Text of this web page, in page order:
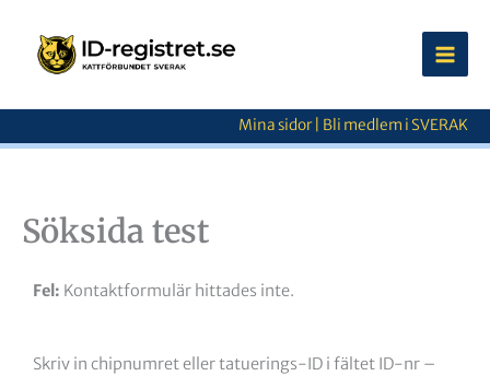
innehåll
Mina sidor| Bli medlem i SVERAK
Söksida test
Fel: Kontaktformulär hittades inte.
Skriv in chipnumret eller tatuerings-ID i fältet ID-nr –